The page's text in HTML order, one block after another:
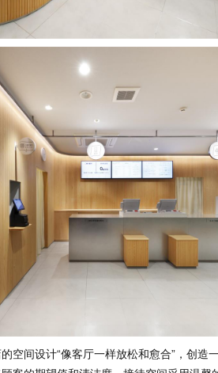
空间设计“像客厅一样放松和愈合”，创造